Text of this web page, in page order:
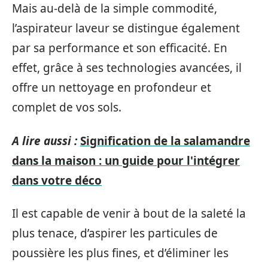
Mais au-delà de la simple commodité,
l’aspirateur laveur se distingue également
par sa performance et son efficacité. En
effet, grâce à ses technologies avancées, il
offre un nettoyage en profondeur et
complet de vos sols.
A lire aussi :Signification de la salamandre
dans la maison : un guide pour l'intégrer
dans votre déco
Il est capable de venir à bout de la saleté la
plus tenace, d’aspirer les particules de
poussière les plus fines, et d’éliminer les